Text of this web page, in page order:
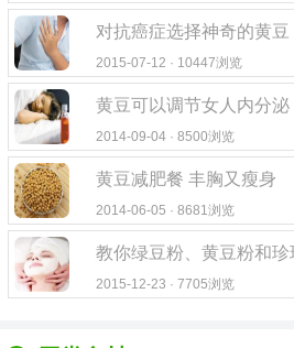
对抗癌症选择神奇的黄豆
2015-07-12 · 10447浏览
黄豆可以调节女人内分泌
2014-09-04 · 8500浏览
黄豆减肥餐 丰胸又瘦身
2014-06-05 · 8681浏览
教你绿豆粉、黄豆粉和
2015-12-23 · 7705浏览